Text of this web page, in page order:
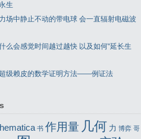
生
场中静止不动的带电球 会一直辐射电磁波
么会感觉时间越过越快 以及如何“延长生
级赖皮的数学证明方法——例证法
书 作用量 几何 力 博弈 哥